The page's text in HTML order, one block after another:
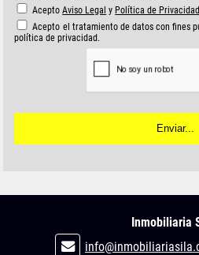
AceptoAviso Legal y Política de Privacidad
Acepto el tratamiento de datos con fines
política de privacidad.
Inmobiliaria